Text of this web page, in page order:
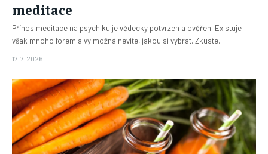
meditace
Přínos meditace na psychiku je vědecky potvrzen a ověřen. Existuje
však mnoho forem a vy možná nevíte, jakou si vybrat. Zkuste...
17. 7. 2026